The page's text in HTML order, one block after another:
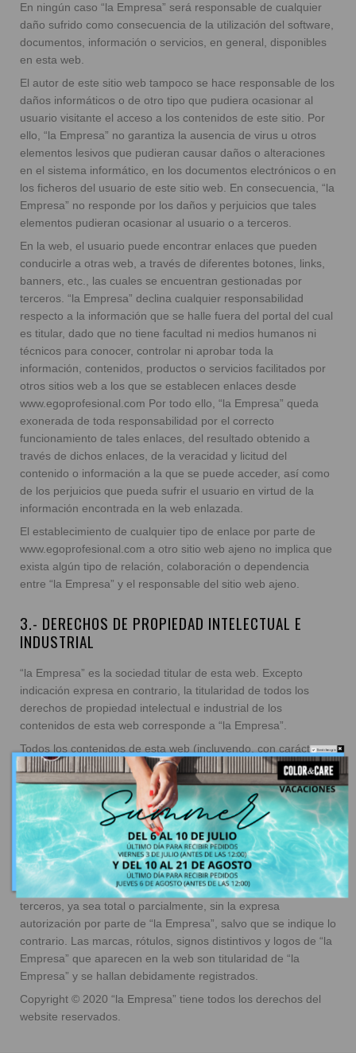
En ningún caso “la Empresa” será responsable de cualquier
daño sufrido como consecuencia de la utilización del software,
documentos, información o servicios, en general, disponibles
en esta web.
El autor de este sitio web tampoco se hace responsable de los
daños informáticos o de otro tipo que pudiera ocasionar al
usuario visitante el acceso a los contenidos de este sitio. Por
ello, “la Empresa” no garantiza la ausencia de virus u otros
elementos lesivos que pudieran causar daños o alteraciones
en el sistema informático, en los documentos electrónicos o en
los ficheros del usuario de este sitio web. En consecuencia, “la
Empresa” no responde por los daños y perjuicios que tales
elementos pudieran ocasionar al usuario o a terceros.
En la web, el usuario puede encontrar enlaces que pueden
conducirle a otras web, a través de diferentes botones, links,
banners, etc., las cuales se encuentran gestionadas por
terceros. “la Empresa” declina cualquier responsabilidad
respecto a la información que se halle fuera del portal del cual
es titular, dado que no tiene facultad ni medios humanos ni
técnicos para conocer, controlar ni aprobar toda la
información, contenidos, productos o servicios facilitados por
otros sitios web a los que se establecen enlaces desde
www.egoprofesional.com Por todo ello, “la Empresa” queda
exonerada de toda responsabilidad por el correcto
funcionamiento de tales enlaces, del resultado obtenido a
través de dichos enlaces, de la veracidad y licitud del
contenido o información a la que se puede acceder, así como
de los perjuicios que pueda sufrir el usuario en virtud de la
información encontrada en la web enlazada.
El establecimiento de cualquier tipo de enlace por parte de
www.egoprofesional.com a otro sitio web ajeno no implica que
exista algún tipo de relación, colaboración o dependencia
entre “la Empresa” y el responsable del sitio web ajeno.
3.- DERECHOS DE PROPIEDAD INTELECTUAL E
INDUSTRIAL
“la Empresa” es la sociedad titular de esta web. Excepto
indicación expresa en contrario, la titularidad de todos los
derechos de propiedad intelectual e industrial de los
contenidos de esta web corresponde a “la Empresa”.
Todos los contenidos de esta web (incluyendo, con carácter
enunciativo y no limitativo: bases de datos, imágenes, dibujos,
gráficos, textos, audio, vídeo y software) son propiedad de “la
Empresa”, excepto si media indicación expresa en contrario, y
están protegidos por las normas nacionales e internacionales
de propiedad intelectual e industrial, entre otras. Por tanto, su
contenido no podrá ser objeto de manipulación alguna
(modificación, copia, alteración, reproducción, transmisión,
adaptación, traducción, etc.) por parte del usuario o de
terceros, ya sea total o parcialmente, sin la expresa
autorización por parte de “la Empresa”, salvo que se indique lo
contrario. Las marcas, rótulos, signos distintivos y logos de “la
Empresa” que aparecen en la web son titularidad de “la
Empresa” y se hallan debidamente registrados.
Copyright © 2020 “la Empresa” tiene todos los derechos del
website reservados.
Do not show again.